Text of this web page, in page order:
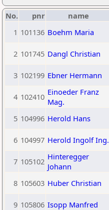
No. pnr name
1 101136 Boehm Maria
2 101745 Dangl Christian
3 102199 Ebner Hermann
4 102410 Einoeder Franz
Mag.
5 104996 Herold Hans
6 104997 Herold Ingolf Ing.
7 105102 Hinteregger
Johann
8 105603 Huber Christian
9 105806 Isopp Manfred